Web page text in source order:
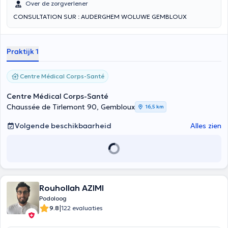
Over de zorgverlener
CONSULTATION SUR : AUDERGHEM WOLUWE GEMBLOUX
Praktijk 1
Centre Médical Corps-Santé
Centre Médical Corps-Santé
Chaussée de Tirlemont 90, Gembloux
16,5 km
Volgende beschikbaarheid Alles zien
Rouhollah AZIMI
Podoloog
9.8|122 evaluaties